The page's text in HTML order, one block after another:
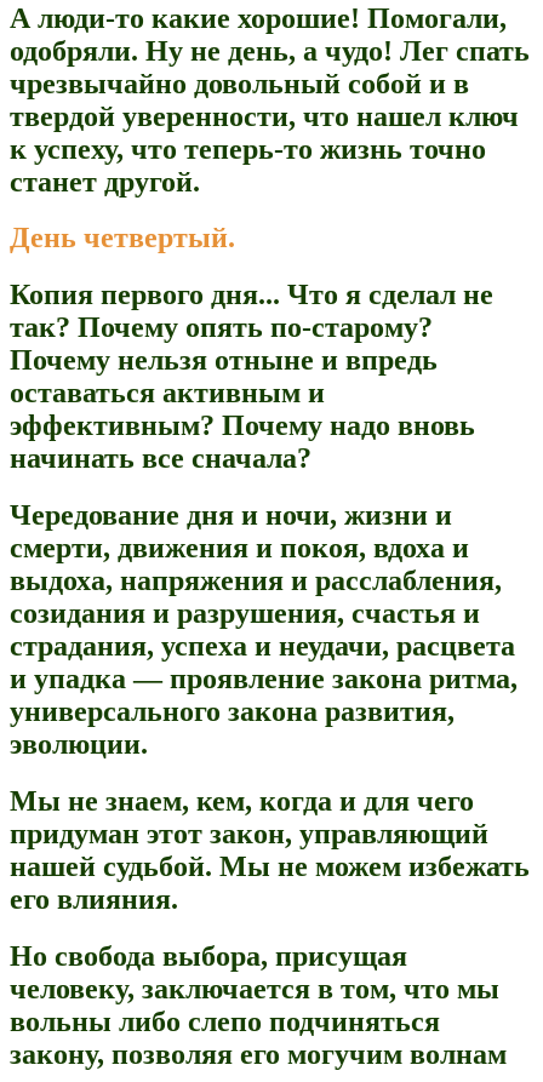
А люди-то какие хорошие! Помогали,
одобряли. Ну не день, а чудо! Лег спать
чрезвычайно довольный собой и в
твердой уверенности, что нашел ключ
к успеху, что теперь-то жизнь точно
станет другой.
День четвертый.
Копия первого дня... Что я сделал не
так? Почему опять по-старому?
Почему нельзя отныне и впредь
оставаться активным и
эффективным? Почему надо вновь
начинать все сначала?
Чередование дня и ночи, жизни и
смерти, движения и покоя, вдоха и
выдоха, напряжения и расслабления,
созидания и разрушения, счастья и
страдания, успеха и неудачи, расцвета
и упадка — проявление закона ритма,
универсального закона развития,
эволюции.
Мы не знаем, кем, когда и для чего
придуман этот закон, управляющий
нашей судьбой. Мы не можем избежать
его влияния.
Но свобода выбора, присущая
человеку, заключается в том, что мы
вольны либо слепо подчиняться
закону, позволяя его могучим волнам